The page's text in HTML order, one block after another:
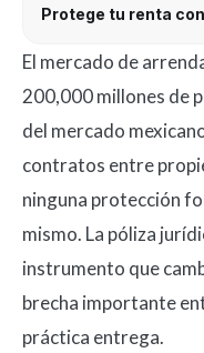
El mercado de
200,000 millones de
del mercado
contratos entre
ninguna protección
mismo. La póliza
instrumento que
brecha importante
práctica entrega.